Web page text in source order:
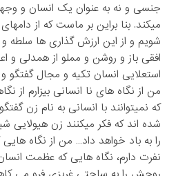
جنسی و نه به عنوان یک انسان و
میکند. بنا براین بر ماست که از
شویم و از این ارزش گذاری ها سلطه و
افقی باز و روشن و مملو از همدلی و
استعلایی انسان تکیه و مجال گفتگو
من از نگاه های نا انسانی بیزارم از
که نمیتوانند با انسانی به نام زن
شده اند که فکر میکنند زن هیولایی
را به باد خواهد داد… من از نگاه
نفرت دارم، نگاه هایی که عظمت